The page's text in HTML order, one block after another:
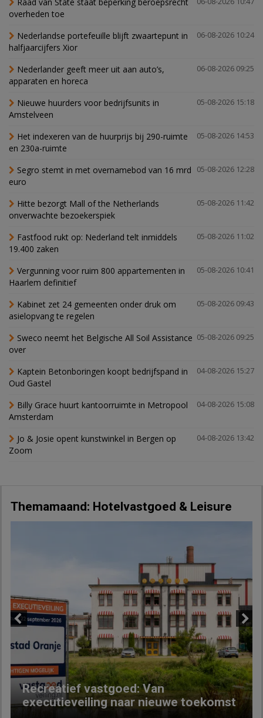
Raad van State staat beperking beroepsrecht
overheden toe
06-08-2026 10:24
Nederlandse portefeuille blijft zwaartepunt in
halfjaarcijfers Xior
06-08-2026 09:25
Nederlander geeft meer uit aan auto’s,
apparaten en horeca
05-08-2026 15:18
Nieuwe huurders voor bedrijfsunits in
Amstelveen
05-08-2026 14:53
Het indexeren van de huurprijs bij 290-ruimte
en 230a-ruimte
05-08-2026 12:28
Segro stemt in met overnamebod van 16 mrd
euro
05-08-2026 11:42
Hitte bezorgt Mall of the Netherlands
onverwachte bezoekerspiek
05-08-2026 11:02
Fastfood rukt op: Nederland telt inmiddels
19.400 zaken
05-08-2026 10:41
Vergunning voor ruim 800 appartementen in
Haarlem definitief
05-08-2026 09:43
Kabinet zet 24 gemeenten onder druk om
asielopvang te regelen
05-08-2026 09:25
Sweco neemt het Belgische All Soil Assistance
over
04-08-2026 15:27
Kaptein Betonboringen koopt bedrijfspand in
Oud Gastel
04-08-2026 15:08
Billy Grace huurt kantoorruimte in Metropool
Amsterdam
04-08-2026 13:42
Jo & Josie opent kunstwinkel in Bergen op
Zoom
Themamaand: Hotelvastgoed & Leisure
Recreatief vastgoed: Van
executieveiling naar nieuwe toekomst
Next